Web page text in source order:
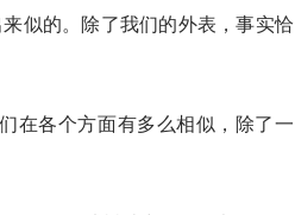
似的。除了我们的外表，事实恰
在各个方面有多么相似，除了一